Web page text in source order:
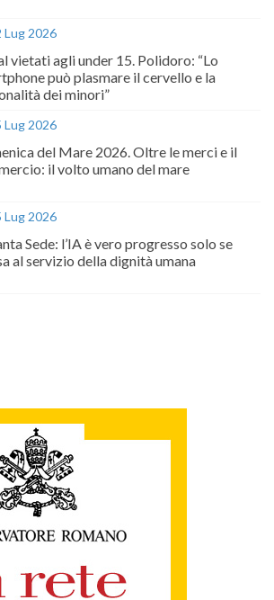
Lug 2026
vietati agli under 15. Polidoro: “Lo
può plasmare il cervello e la
dei minori”
Lug 2026
del Mare 2026. Oltre le merci e il
il volto umano del mare
Lug 2026
Sede: l’IA è vero progresso solo se
al servizio della dignità umana